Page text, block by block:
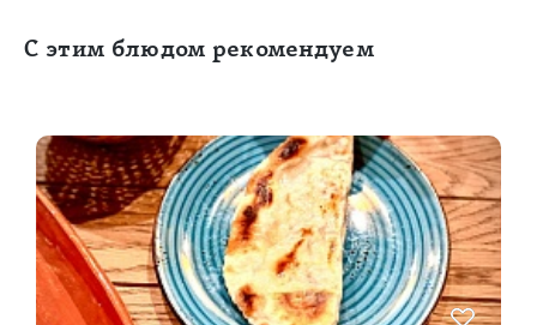
С этим блюдом рекомендуем